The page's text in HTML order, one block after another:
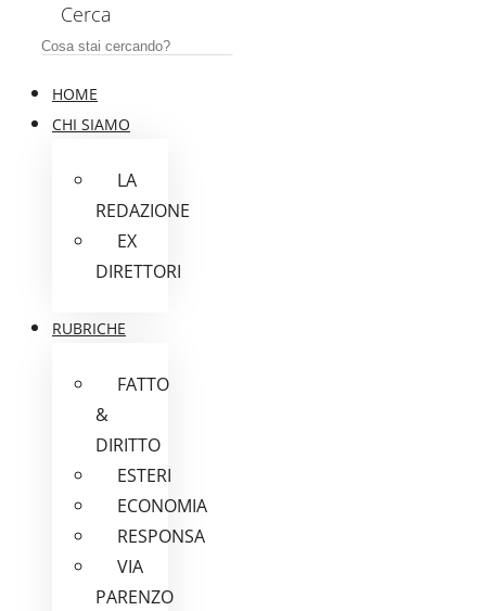
Cerca
HOME
CHI SIAMO
LA
REDAZIONE
EX
DIRETTORI
RUBRICHE
FATTO
&
DIRITTO
ESTERI
ECONOMIA
RESPONSA
VIA
PARENZO